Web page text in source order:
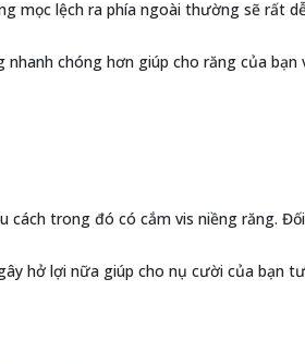
mọc lệch ra phía ngoài thường sẽ rất
chóng hơn giúp cho răng của bạn
cách trong đó có cắm vis niềng răng.
hở lợi nữa giúp cho nụ cười của bạn